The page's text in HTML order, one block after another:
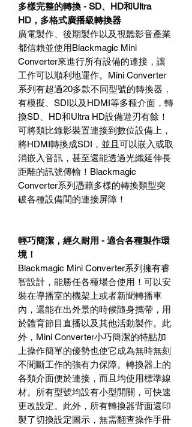
多樣完整的轉換 - SD、 HD和Ultra
HD ，多格式廣播級轉換器
廣電製作、後期製作以及視聽影音產業
都信賴並使用Blackmagic Mini
Converter來進行所有設備的連接，讓
工作可以順利地運作。 Mini Converter
系列有超過20多款不同型號的轉換器，
有模擬、 SDI以及 HDMI等多種介面，轉
換SD HD和Ultra HD設備遊刃有餘！
可將類比錄影裝置連接到數位設備上，
將HDMI轉換成SDI ，並且可以嵌入或取
消嵌入音訊，甚至還能透過光纖延伸長
距離的訊號傳輸！ Blackmagic
Converter系列憑藉多樣的轉換類型突
破各種設備間的連接屏障！
輕巧簡潔，經久耐用 - 適合各種製作環
境！
Blackmagic Mini Converter系列擁有睿
智設計，能勝任各種場合使用！可以安
裝在導播室的機架上或者新聞轉播車
內，還能在出外景的時候隨身攜帶，用
於體育節目直播以及其他活動製作。此
外， Mini Converter小巧簡潔的特點加
上操作簡單的優勢也使它成為無時無刻
不間斷工作的強有力保障。轉換器上的
各類介面便於連接，而且均使用標準線
材。所有型號均設有小型開關，可快速
更改設定。此外，所有轉換器背面還印
製了切換設定圖示，無需翻查操作手冊